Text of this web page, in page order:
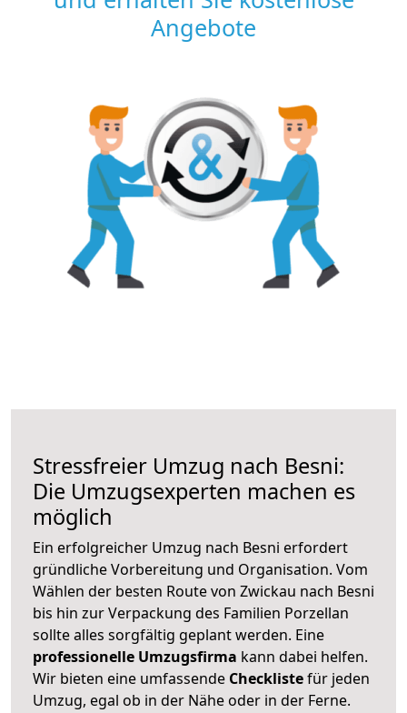
Angebote
Stressfreier Umzug nach Besni:
Die Umzugsexperten machen es
möglich
Ein erfolgreicher Umzug nach Besni erfordert
gründliche Vorbereitung und Organisation. Vom
Wählen der besten Route von Zwickau nach Besni
bis hin zur Verpackung des Familien Porzellan
sollte alles sorgfältig geplant werden. Eine
professionelle Umzugsfirma kann dabei helfen.
Wir bieten eine umfassende Checklistefür jeden
Umzug, egal ob in der Nähe oder in der Ferne.